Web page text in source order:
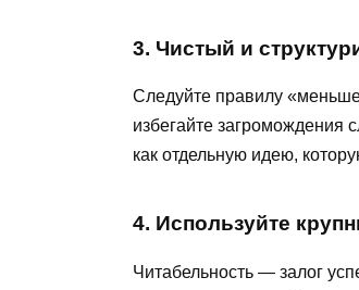
3. Чистый и
Следуйте правилу
избегайте загромождения
как отдельную идею,
4. Используйте
Читабельность — залог